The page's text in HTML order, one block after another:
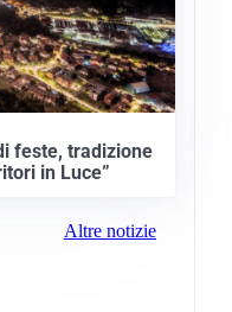
feste, tradizione
in Luce”
Altre notizie